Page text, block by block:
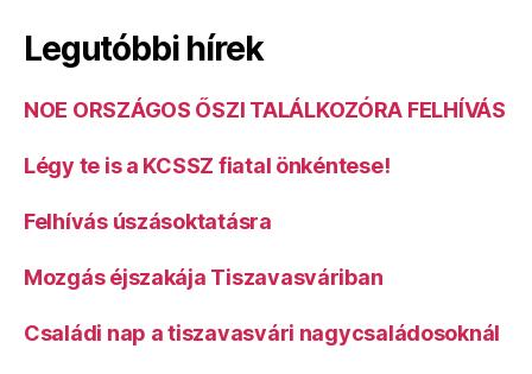
Legutóbbi hírek
NOE ORSZÁGOS ŐSZI TALÁLKOZÓRA FELHÍVÁS
Légy te is a KCSSZ fiatal önkéntese!
Felhívás úszásoktatásra
Mozgás éjszakája Tiszavasváriban
Családi nap a tiszavasvári nagycsaládosoknál